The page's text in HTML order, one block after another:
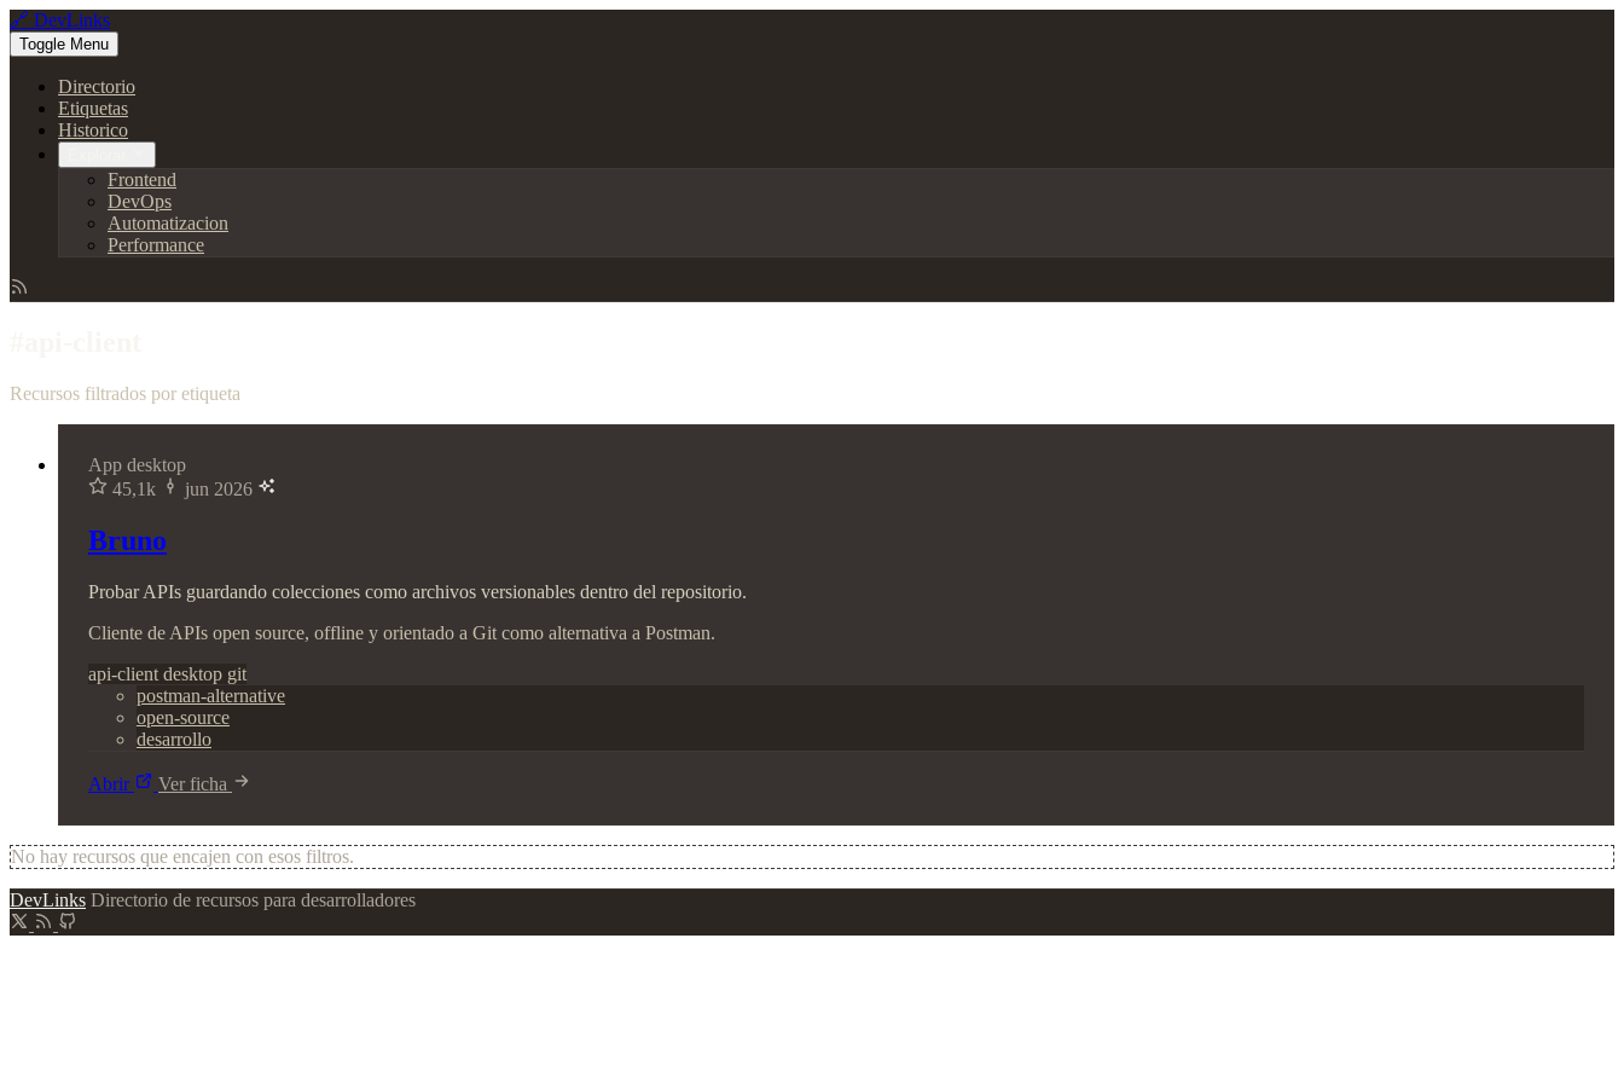
🔗 DevLinks
Toggle Menu
Directorio
Etiquetas
Historico
Frontend
DevOps
Automatizacion
Performance
Recursos filtrados por etiqueta
App desktop
45,1k
jun 2026
Bruno
Probar APIs guardando colecciones como archivos versionables dentro del repositorio.
Cliente de APIs open source, offline y orientado a Git como alternativa a Postman.
api-client desktop git
postman-alternative
open-source
desarrollo
Abrir Ver ficha
No hay recursos que encajen con esos filtros.
DevLinks Directorio de recursos para desarrolladores